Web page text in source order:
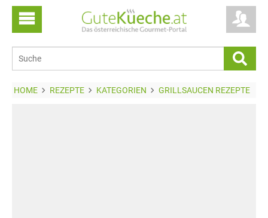
HOME REZEPTE KATEGORIEN GRILLSAUCEN REZEPTE